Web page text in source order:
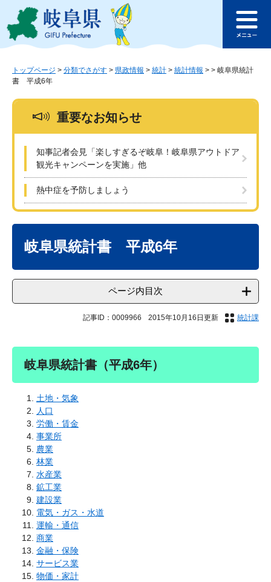
ジ
ュ
このページの本文へ
ュ
トップページ > 分類でさがす > 県政情報 > 統計 > 統計情報 > > 岐阜県統計
書 平成6年
重要なお知らせ
知事記者会見「楽しすぎるぞ岐阜！岐阜県アウトドア
観光キャンペーンを実施」他
熱中症を予防しましょう
岐阜県統計書 平成6年
ページ内目次
記事ID：0009966 2015年10月16日更新 統計課
岐阜県統計書（平成6年）
土地・気象
人口
労働・賃金
事業所
農業
林業
水産業
鉱工業
建設業
電気・ガス・水道
運輸・通信
商業
金融・保険
サービス業
物価・家計